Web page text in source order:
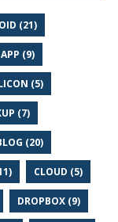
(21)
APP (9)
(5)
(7)
(20)
CLOUD (5)
DROPBOX (9)